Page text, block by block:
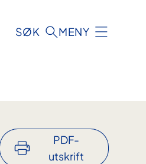
SØK MENY
PDF-
utskrift